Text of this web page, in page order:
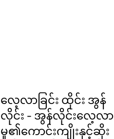
လေ့လာခြင်း ထိုင်း အွန်
လိုင်း - အွန်လိုင်းလေ့လာ
မှု၏ကောင်းကျိုးနှင့်ဆိုး